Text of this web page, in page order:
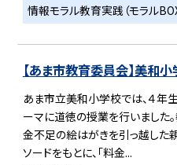
情報モラル教育実践（モラル
【あま市教育委員会】美和
あま市立美和小学校では、４年
ーマに道徳の授業を行いました
金不足の絵はがきを引っ越した
ソードをもとに、「料金...